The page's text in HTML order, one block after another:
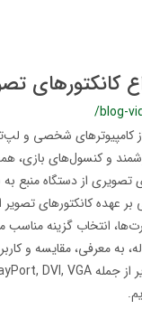
کانکتورهای
/blog-
کامپیوترهای شخصی و
و کنسول‌های بازی،
تصویری از دستگاه منبع به
بر عهده کانکتورهای
انتخاب گزینه مناسب
به معرفی، مقایسه و